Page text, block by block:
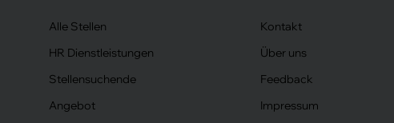
Alle Stellen
HR Dienstleistungen
Stellensuchende
Angebot
Kontakt
Über uns
Feedback
Impressum